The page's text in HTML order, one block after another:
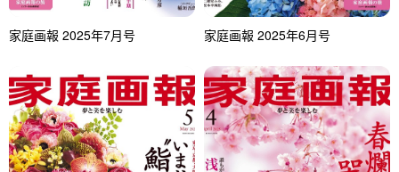
家庭画報 2025年7月号 家庭画報 2025年6月号